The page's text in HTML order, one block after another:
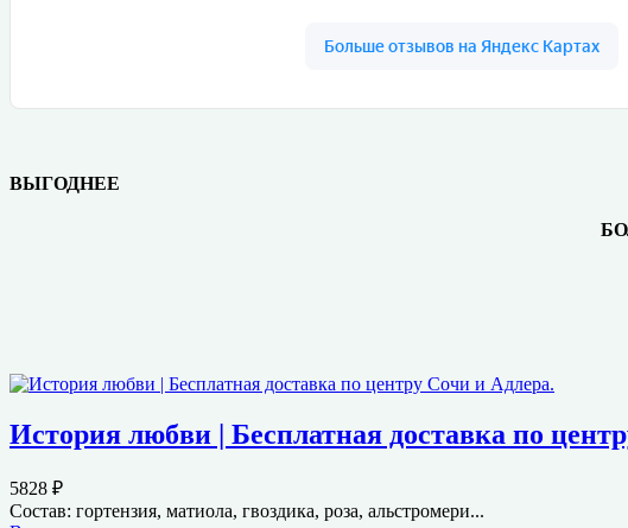
ВЫГОДНЕЕ
История любви | Бесплатная доставка по
5828 ₽
Состав: гортензия, матиола, гвоздика, роза, альстромери...